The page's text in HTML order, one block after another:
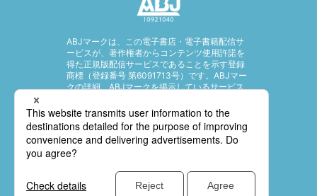
ABJマークは、この電子書店・電子書籍配信サ
ービスが、著作権者からコンテンツ使用許諾を
得た正規版配信サービスであることを示す登録
商標（登録番号 第6091713号）です。ABJマー
クの詳細、ABJマークを掲示しているサービス